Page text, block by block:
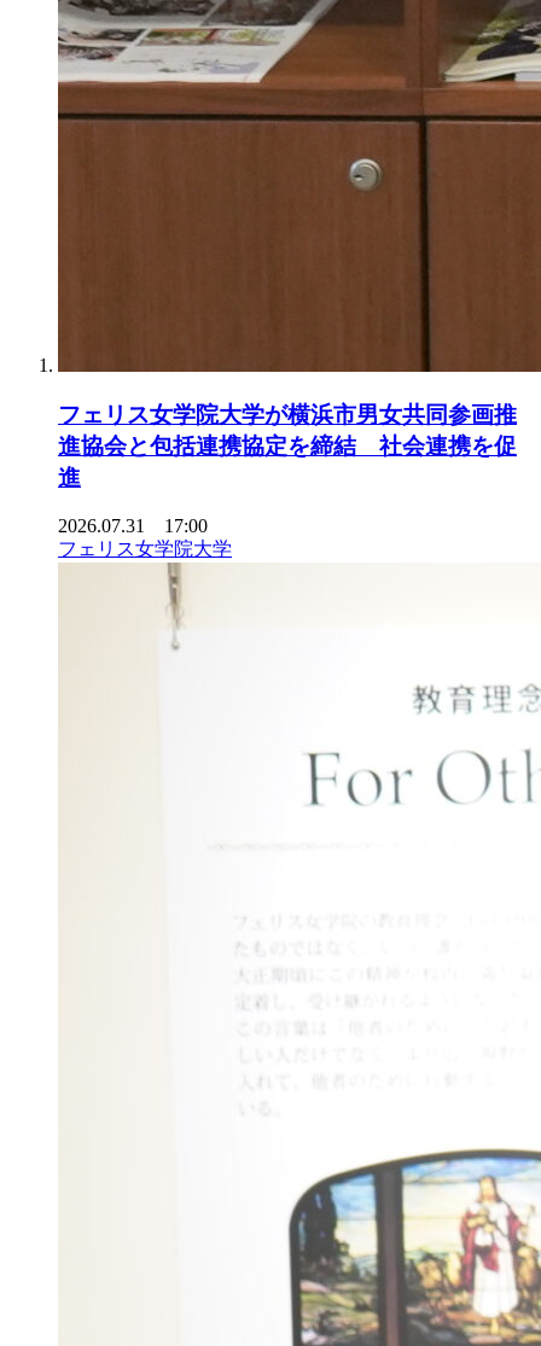
フェリス女学院大学が横浜市男女共同参画推
進協会と包括連携協定を締結 社会連携を促
進
2026.07.31 17:00
フェリス女学院大学